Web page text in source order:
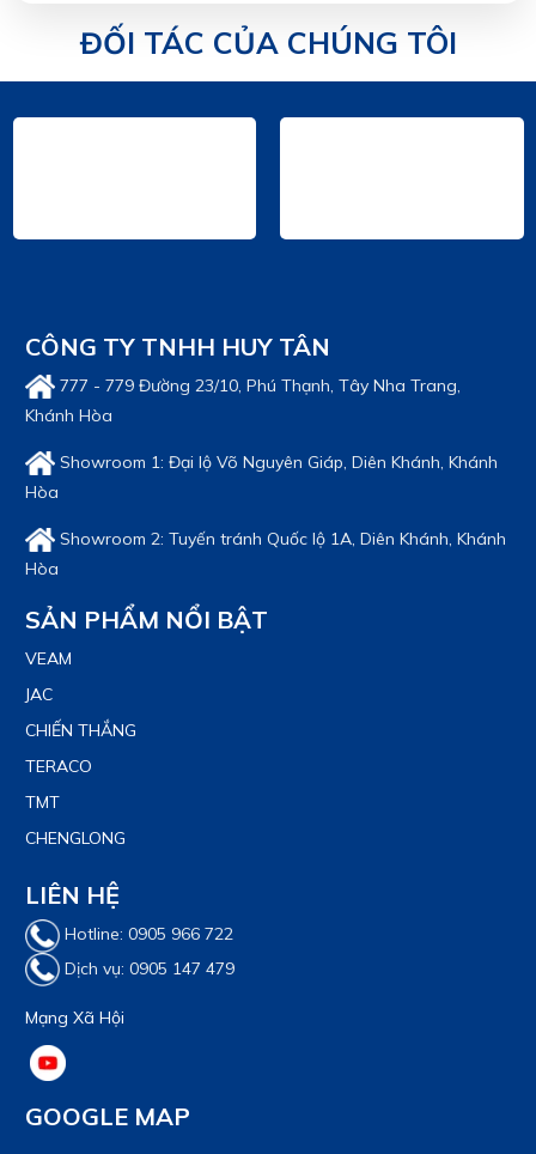
(NÓC THẤP)
ĐỐI TÁC CỦA CHÚNG TÔI
CÔNG TY TNHH HUY TÂN
777 - 779 Đường 23/10, Phú Thạnh, Tây Nha Trang,
Khánh Hòa
Showroom 1: Đại lộ Võ Nguyên Giáp, Diên Khánh, Khánh
Hòa
Showroom 2: Tuyến tránh Quốc lộ 1A, Diên Khánh, Khánh
Hòa
SẢN PHẨM NỔI BẬT
VEAM
JAC
CHIẾN THẮNG
TERACO
TMT
CHENGLONG
LIÊN HỆ
Hotline: 0905 966 722
Dịch vụ: 0905 147 479
Mạng Xã Hội
GOOGLE MAP